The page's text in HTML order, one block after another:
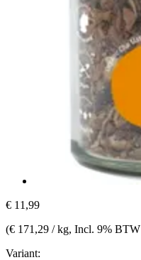
€ 11,99
(€ 171,29 / kg, Incl. 9% BTW
Variant: